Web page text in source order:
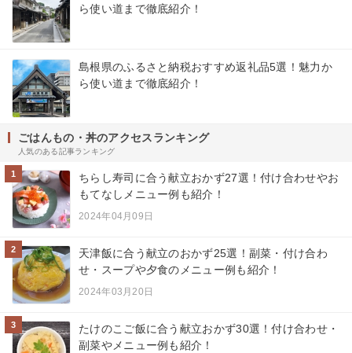
ら使い道まで徹底紹介！
島根県のふるさと納税おすすめ返礼品5選！魅力か
ら使い道まで徹底紹介！
ごはんもの・丼のアクセスランキング
人気のある記事ランキング
1
ちらし寿司に合う献立おかず27選！付け合わせやお
もてなしメニュー例も紹介！
2024年04月09日
2
天津飯に合う献立のおかず25選！副菜・付け合わ
せ・スープや夕食のメニュー例も紹介！
2024年03月20日
3
たけのこご飯に合う献立おかず30選！付け合わせ・
副菜やメニュー例も紹介！